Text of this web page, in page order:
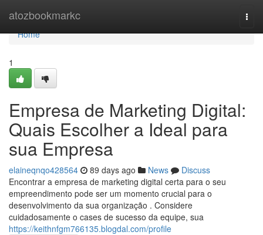
atozbookmarkc
Home
Home
1
Empresa de Marketing Digital:
Quais Escolher a Ideal para
sua Empresa
elaineqnqo428564 89 days ago News
Discuss
Encontrar a empresa de marketing digital certa para o seu
empreendimento pode ser um momento crucial para o
desenvolvimento da sua organização . Considere
cuidadosamente o cases de sucesso da equipe, sua
https://keithnfgm766135.blogdal.com/profile